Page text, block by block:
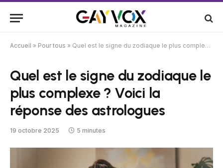
Accueil » Pour tous » Quel est le signe du zodiaque le plus complexe ? Voici la réponse des astrologues
Quel est le signe du zodiaque le
plus complexe ? Voici la
réponse des astrologues
19 octobre 2025 5 minutes